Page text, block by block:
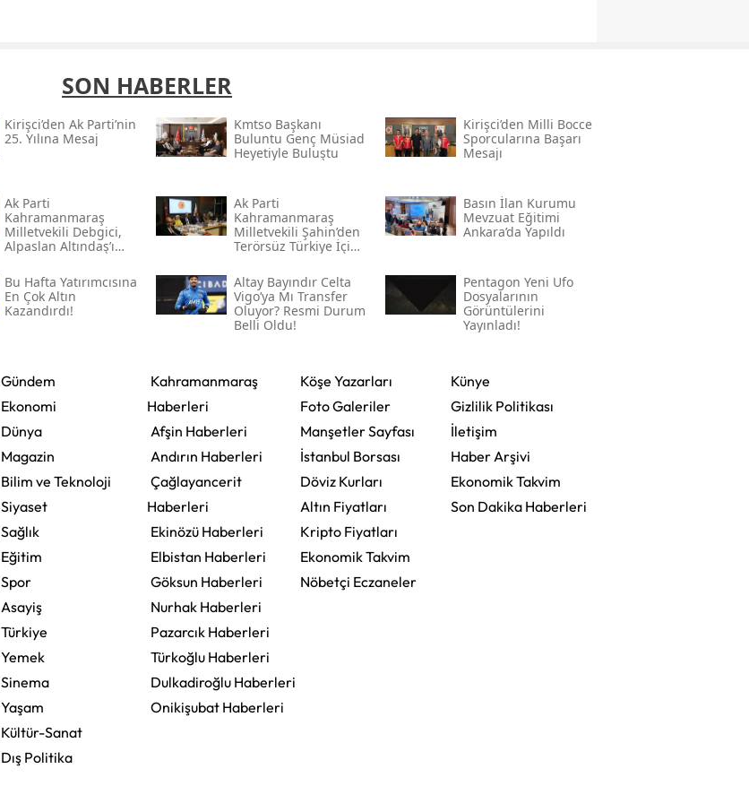
SON HABERLER
Kirişci’den Ak Parti’nin
25. Yılına Mesaj
Kmtso Başkanı
Buluntu Genç Müsi̇ad
Heyetiyle Buluştu
Kirişci’den Milli Bocce
Sporcularına Başarı
Mesajı
Ak Parti
Kahramanmaraş
Milletvekili Debgici,
Alpaslan Altındaş’ı
Ak Parti
Kahramanmaraş
Milletvekili Şahin’den
Terörsüz Türkiye İçin
Basın İlan Kurumu
Mevzuat Eğitimi
Ankara’da Yapıldı
Bu Hafta Yatırımcısına
En Çok Altın
Kazandırdı!
Altay Bayındır Celta
Vigo’ya Mı Transfer
Oluyor? Resmi Durum
Belli Oldu!
Pentagon Yeni Ufo
Dosyalarının
Görüntülerini
Yayınladı!
Gündem
Ekonomi
Dünya
Magazin
Bilim ve Teknoloji
Siyaset
Sağlık
Eğitim
Spor
Asayiş
Türkiye
Yemek
Sinema
Yaşam
Kültür-Sanat
Dış Politika
Kahramanmaraş
Haberleri
Afşin Haberleri
Andırın Haberleri
Çağlayancerit
Haberleri
Ekinözü Haberleri
Elbistan Haberleri
Göksun Haberleri
Nurhak Haberleri
Pazarcık Haberleri
Türkoğlu Haberleri
Dulkadiroğlu Haberleri
Onikişubat Haberleri
Köşe Yazarları
Foto Galeriler
Manşetler Sayfası
İstanbul Borsası
Döviz Kurları
Altın Fiyatları
Kripto Fiyatları
Ekonomik Takvim
Nöbetçi Eczaneler
Künye
Gizlilik Politikası
İletişim
Haber Arşivi
Ekonomik Takvim
Son Dakika Haberleri